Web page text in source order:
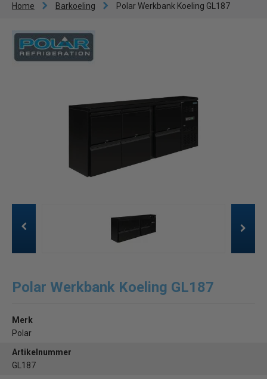
Home Barkoeling Polar Werkbank Koeling GL187
Polar Werkbank Koeling GL187
Merk
Polar
Artikelnummer
GL187